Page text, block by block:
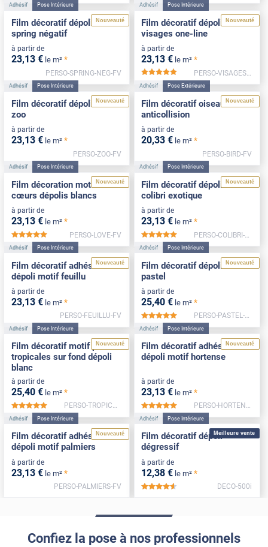
Nouveauté
Adhésif Pose Intérieure
Film décoratif dépoli motif
spring négatif
à partir de
23,13 € le m² *
PERSO-SPRING-NEG-FV
Nouveauté
Adhésif Pose Intérieure
Film décoratif dépoli motif
visages one-line
à partir de
23,13 € le m² *
*****
PERSO-VISAGES-FV
Nouveauté
Adhésif Pose Intérieure
Film décoratif dépoli motif
zoo
à partir de
23,13 € le m² *
PERSO-ZOO-FV
Nouveauté
Adhésif Pose Extérieure
Film décoratif oiseaux
anticollision
à partir de
20,33 € le m² *
PERSO-BIRD-FV
Nouveauté
Adhésif Pose Intérieure
Film décoration motif
cœurs dépolis blancs
à partir de
23,13 € le m² *
*****
PERSO-LOVE-FV
Nouveauté
Adhésif Pose Intérieure
Film décoratif dépoli motif
colibri exotique
à partir de
23,13 € le m² *
*****
Nouveauté
Adhésif Pose Intérieure
Film décoratif adhésif
dépoli motif feuillu
à partir de
23,13 € le m² *
PERSO-FEUILLU-FV
Nouveauté
Adhésif Pose Intérieure
Film décoratif dépoli motif
pastel
à partir de
25,40 € le m² *
*****
PERSO-PASTEL-FV
Nouveauté
Adhésif Pose Intérieure
Film décoratif motif plantes
tropicales sur fond dépoli
blanc
à partir de
25,40 € le m² *
*****
PERSO-TROPICALES-FV
Nouveauté
Adhésif Pose Intérieure
Film décoratif adhésif
dépoli motif hortense
à partir de
23,13 € le m² *
*****
PERSO-HORTENSE-FV
Nouveauté
Adhésif Pose Intérieure
Film décoratif adhésif
dépoli motif palmiers
à partir de
23,13 € le m² *
PERSO-PALMIERS-FV
Meilleure vente
Adhésif Pose Intérieure
Film décoratif dépoli
dégressif
à partir de
12,38 € le m² *
*****
DECO-500i
Confiez la pose à nos professionnels